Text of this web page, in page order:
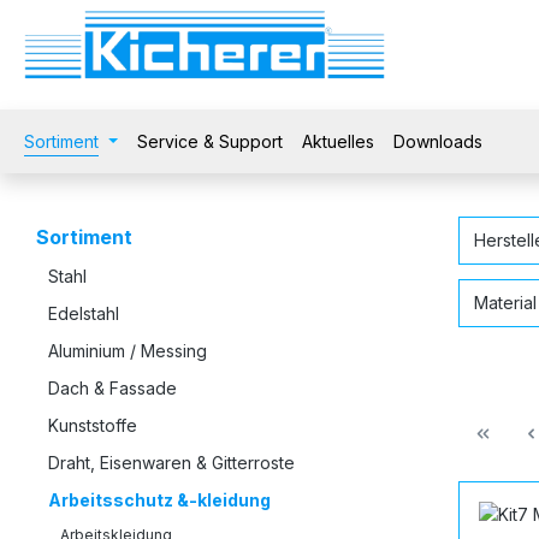
Hauptinhalt springen
Zur Suche springen
Zur Hauptnavigation springen
Sortiment Service & Support Aktuelles Downloads
Sortiment
Stahl
Edelstahl
Aluminium / Messing
Dach & Fassade
Kunststoffe
Draht, Eisenwaren & Gitterroste
Arbeitsschutz &-kleidung
Arbeitskleidung
Material